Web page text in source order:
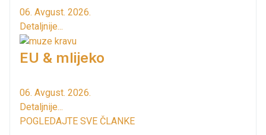
06. Avgust. 2026.
Detaljnije...
EU & mlijeko
06. Avgust. 2026.
Detaljnije...
POGLEDAJTE SVE ČLANKE